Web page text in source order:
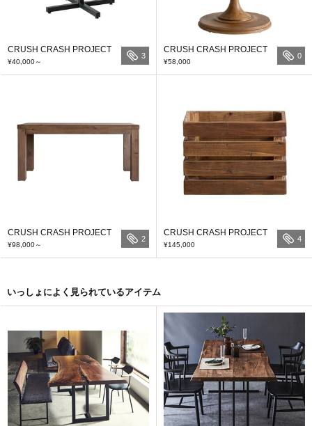
CRUSH CRASH PROJECT
¥40,000～
3
CRUSH CRASH PROJECT
¥58,000
0
CRUSH CRASH PROJECT
¥98,000～
2
CRUSH CRASH PROJECT
¥145,000
4
いっしょによく見られているアイテム